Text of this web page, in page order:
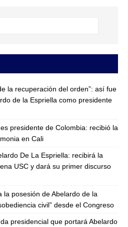
la recuperación del orden”: así fue
de la Espriella como presidente
presidente de Colombia: recibió la
en Cali
De La Espriella: recibirá la
USC y dará su primer discurso
la posesión de Abelardo de la
civil” desde el Congreso
presidencial que portará Abelardo